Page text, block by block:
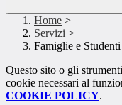
Home >
Servizi >
Famiglie e Studenti
Questo sito o gli
cookie necessari al
COOKIE POLICY.